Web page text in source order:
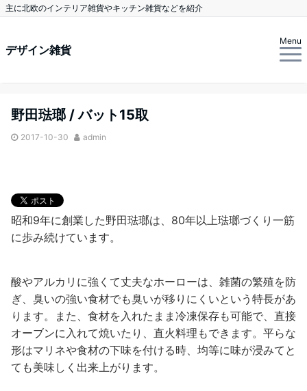
主に北欧のインテリア雑貨やキッチン雑貨などを紹介
デザイン雑貨
Menu
野田琺瑯 / バット15取
2017-10-30 admin
昭和9年に創業した野田琺瑯は、80年以上琺瑯づくり一筋
に歩み続けています。
酸やアルカリに強くて丈夫なホーローは、雑菌の繁殖を防
ぎ、臭いの強い食材でも臭いが移りにくいという特長があ
ります。また、食材を入れたまま冷凍保存も可能で、直接
オーブンに入れて焼いたり、直火料理もできます。平らな
形はマリネや食材の下味を付ける時、均等に味が浸みてと
ても美味しく出来上がります。